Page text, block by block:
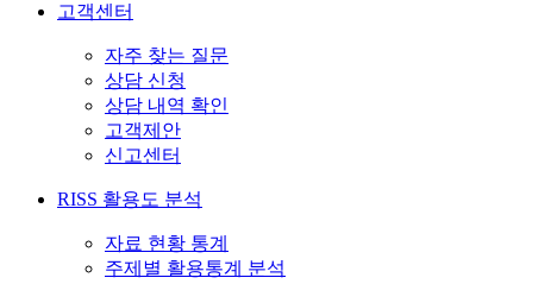
고객센터
자주 찾는 질문
상담 신청
상담 내역 확인
고객제안
신고센터
RISS 활용도 분석
자료 현황 통계
주제별 활용통계 분석